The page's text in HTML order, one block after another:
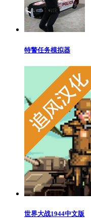
特警任务模拟器
世界大战1944中文版